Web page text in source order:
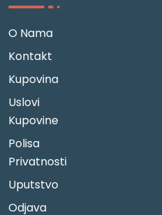
O Nama
Kontakt
Kupovina
Uslovi
Kupovine
Polisa
Privatnosti
Uputstvo
Odjava